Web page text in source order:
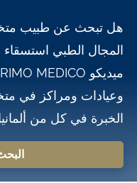
هل تبحث عن طبيب
المجال الطبي
وعيادات ومراكز في
الخبرة في كل من